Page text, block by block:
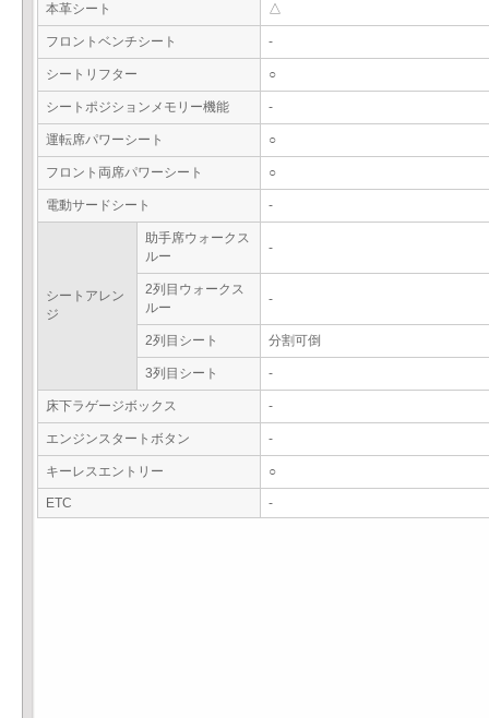
本革シート △
フロントベンチシート -
シートリフター ○
シートポジションメモリー機能 -
運転席パワーシート ○
フロント両席パワーシート ○
電動サードシート -
シートアレン
ジ
助手席ウォークス
ルー
-
2列目ウォークス
ルー
-
2列目シート 分割可倒
3列目シート -
床下ラゲージボックス -
エンジンスタートボタン -
キーレスエントリー ○
ETC -